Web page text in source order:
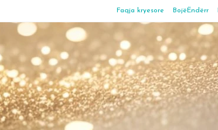
Faqja kryesore BojëËndërr